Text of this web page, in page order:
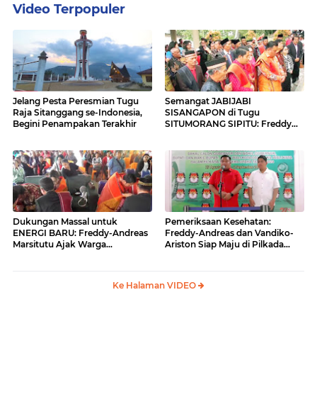
Video Terpopuler
Jelang Pesta Peresmian Tugu
Raja Sitanggang se-Indonesia,
Begini Penampakan Terakhir
Semangat JABIJABI
SISANGAPON di Tugu
SITUMORANG SIPITU: Freddy
Dukungan Massal untuk
ENERGI BARU: Freddy-Andreas
Marsitutu Ajak Warga
Pemeriksaan Kesehatan:
Freddy-Andreas dan Vandiko-
Ariston Siap Maju di Pilkada
Ke Halaman VIDEO